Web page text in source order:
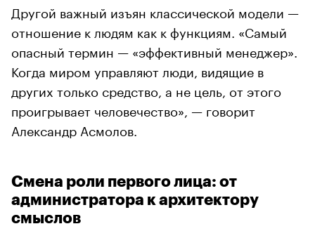
Другой важный изъян классической модели —
отношение к людям как к функциям. «Самый
опасный термин — «эффективный менеджер».
Когда миром управляют люди, видящие в
других только средство, а не цель, от этого
проигрывает человечество», — говорит
Александр Асмолов.
Смена роли первого лица: от
администратора к архитектору
смыслов